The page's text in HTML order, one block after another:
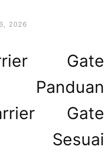
2026
Gate
Panduan
Gate
Sesuai